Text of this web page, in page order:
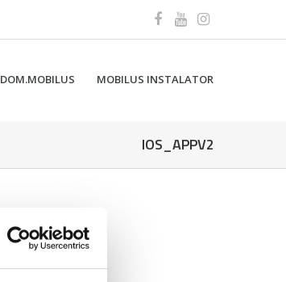
DOM.MOBILUS MOBILUS INSTALATOR
IOS_APPV2